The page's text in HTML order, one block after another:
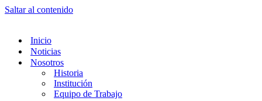
Saltar al contenido
Inicio
Noticias
Nosotros
Historia
Institución
Equipo de Trabajo